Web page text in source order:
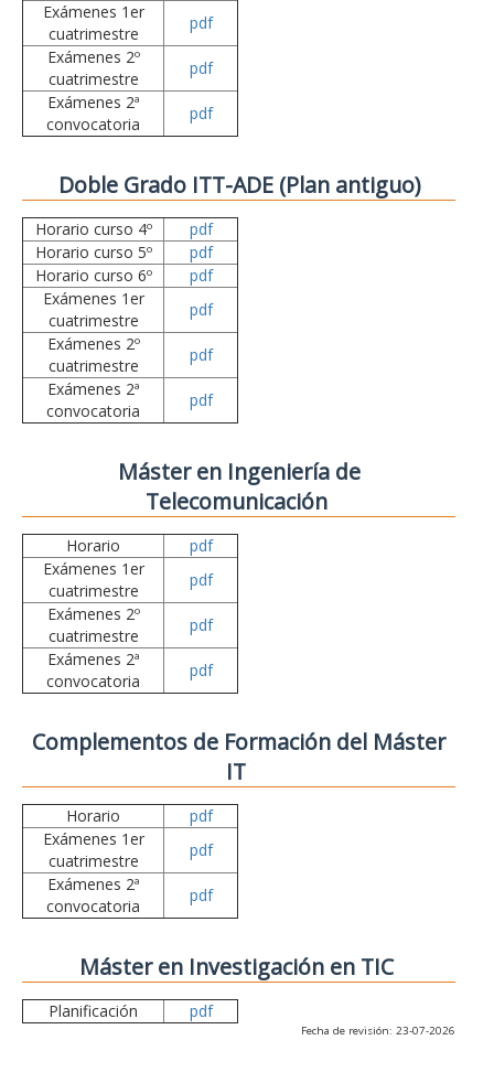
Exámenes 1er
cuatrimestre
pdf
Exámenes 2º
cuatrimestre
pdf
Exámenes 2ª
convocatoria
pdf
Doble Grado ITT-ADE (Plan antiguo)
Horario curso 4º
pdf
Horario curso 5º
pdf
Horario curso 6º
pdf
Exámenes 1er
cuatrimestre
pdf
Exámenes 2º
cuatrimestre
pdf
Exámenes 2ª
convocatoria
pdf
Máster en Ingeniería de
Telecomunicación
Horario
pdf
Exámenes 1er
cuatrimestre
pdf
Exámenes 2º
cuatrimestre
pdf
Exámenes 2ª
convocatoria
pdf
Complementos de Formación del Máster
IT
Horario
pdf
Exámenes 1er
cuatrimestre
pdf
Exámenes 2ª
convocatoria
pdf
Máster en Investigación en TIC
Planificación pdf
Fecha de revisión: 23-07-2026